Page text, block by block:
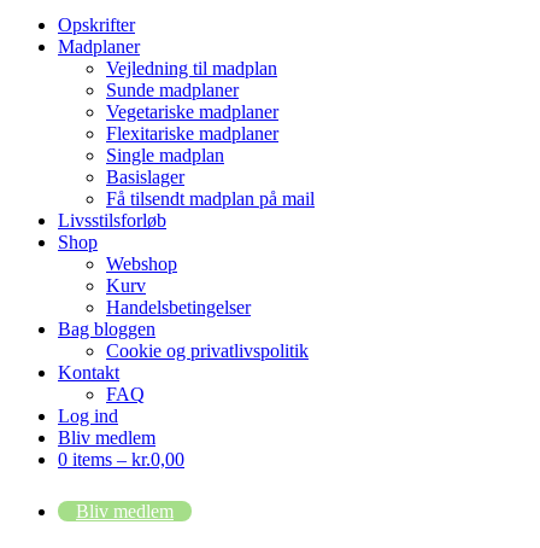
Opskrifter
Madplaner
Vejledning til madplan
Sunde madplaner
Vegetariske madplaner
Flexitariske madplaner
Single madplan
Basislager
Få tilsendt madplan på mail
Livsstilsforløb
Shop
Webshop
Kurv
Handelsbetingelser
Bag bloggen
Cookie og privatlivspolitik
Kontakt
FAQ
Log ind
Bliv medlem
0 items – kr.0,00
Bliv medlem